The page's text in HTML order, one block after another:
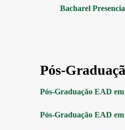
Bacharel
Pós-
Pós-Graduação EAD em
Pós-Graduação EAD